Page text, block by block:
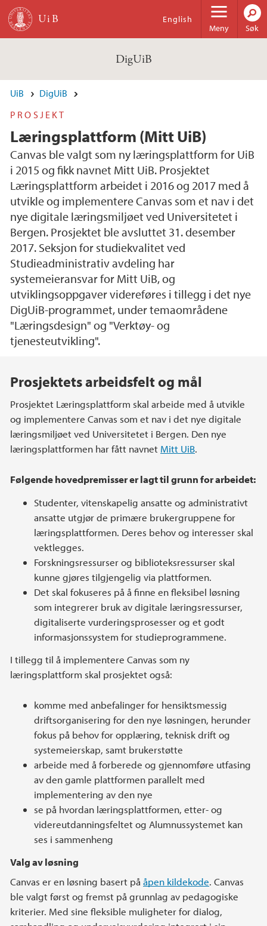
Hopp til hovedinnhold
Meny
English
Søk
DigUiB
UiB
DigUiB
PROSJEKT
Læringsplattform (Mitt UiB)
Canvas ble valgt som ny læringsplattform for UiB
i 2015 og fikk navnet Mitt UiB. Prosjektet
Læringsplattform arbeidet i 2016 og 2017 med å
utvikle og implementere Canvas som et nav i det
nye digitale læringsmiljøet ved Universitetet i
Bergen. Prosjektet ble avsluttet 31. desember
2017. Seksjon for studiekvalitet ved
Studieadministrativ avdeling har
systemeieransvar for Mitt UiB, og
utviklingsoppgaver videreføres i tillegg i det nye
DigUiB-programmet, under temaområdene
"Læringsdesign" og "Verktøy- og
tjenesteutvikling".
Hovedinnhold
Prosjektets arbeidsfelt og mål
Prosjektet Læringsplattform skal arbeide med å utvikle
og implementere Canvas som et nav i det nye digitale
læringsmiljøet ved Universitetet i Bergen. Den nye
læringsplattformen har fått navnet Mitt UiB.
Følgende hovedpremisser er lagt til grunn for arbeidet:
Studenter, vitenskapelig ansatte og administrativt
ansatte utgjør de primære brukergruppene for
læringsplattformen. Deres behov og interesser skal
vektlegges.
Forskningsressurser og biblioteksressurser skal
kunne gjøres tilgjengelig via plattformen.
Det skal fokuseres på å finne en fleksibel løsning
som integrerer bruk av digitale læringsressurser,
digitaliserte vurderingsprosesser og et godt
informasjonssystem for studieprogrammene.
I tillegg til å implementere Canvas som ny
læringsplattform skal prosjektet også:
komme med anbefalinger for hensiktsmessig
driftsorganisering for den nye løsningen, herunder
fokus på behov for opplæring, teknisk drift og
systemeierskap, samt brukerstøtte
arbeide med å forberede og gjennomføre utfasing
av den gamle plattformen parallelt med
implementering av den nye
se på hvordan læringsplattformen, etter- og
videreutdanningsfeltet og Alumnussystemet kan
ses i sammenheng
Valg av løsning
Canvas er en løsning basert på åpen kildekode. Canvas
ble valgt først og fremst på grunnlag av pedagogiske
kriterier. Med sine fleksible muligheter for dialog,